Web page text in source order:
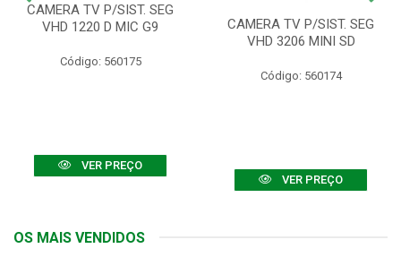
CAMERA TV P/SIST. SEG
VHD 1220 D MIC G9
Código: 560175
VER PREÇO
CAMERA TV P/SIST. SEG
VHD 3206 MINI SD
Código: 560174
VER PREÇO
OS MAIS VENDIDOS